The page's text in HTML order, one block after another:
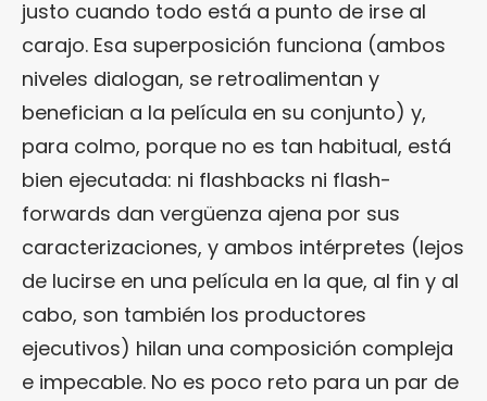
justo cuando todo está a punto de irse al
carajo. Esa superposición funciona (ambos
niveles dialogan, se retroalimentan y
benefician a la película en su conjunto) y,
para colmo, porque no es tan habitual, está
bien ejecutada: ni flashbacks ni flash-
forwards dan vergüenza ajena por sus
caracterizaciones, y ambos intérpretes (lejos
de lucirse en una película en la que, al fin y al
cabo, son también los productores
ejecutivos) hilan una composición compleja
e impecable. No es poco reto para un par de